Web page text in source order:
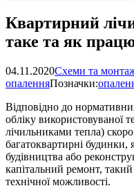
Квартирний
таке та як
04.11.2020Схеми та
опаленняПозначки:
Відповідно до
обліку використовуваної
лічильниками тепла)
багатоквартирні будинки,
будівництва або
капітальний ремонт, такий
технічної можливості.